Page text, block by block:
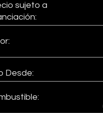
sujeto a
Desde: